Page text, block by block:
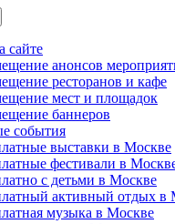
сайте
анонсов
ресторанов и кафе
мест и площадок
баннеров
события
выставки в Москве
фестивали в
с детьми в Москве
активный отдых в
музыка в Москве